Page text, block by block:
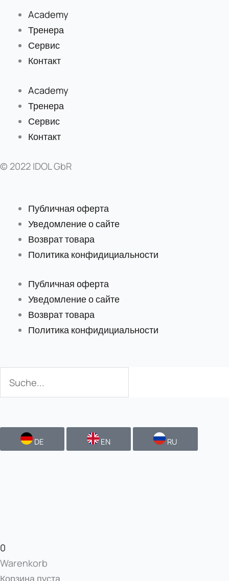
Academy
Тренера
Сервис
Контакт
Academy
Тренера
Сервис
Контакт
© 2022 IDOL GbR
Публичная оферта
Уведомление о сайте
Возврат товара
Политика конфидициальности
Публичная оферта
Уведомление о сайте
Возврат товара
Политика конфидициальности
DE EN RU
0
Warenkorb
Корзина пуста.